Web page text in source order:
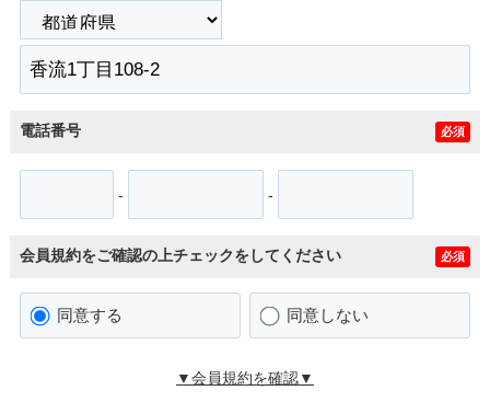
電話番号 必須
- -
会員規約をご確認の上チェックをしてください 必須
同意する 同意しない
▼会員規約を確認▼